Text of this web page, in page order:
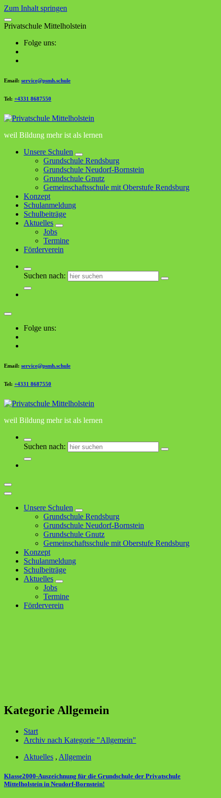
Zum Inhalt springen
Privatschule Mittelholstein
Folge uns:
Email: service@psmh.schule
Tel: +4331 8687550
weil Bildung mehr ist als lernen
Unsere Schulen
Grundschule Rendsburg
Grundschule Neudorf-Bornstein
Grundschule Gnutz
Gemeinschaftsschule mit Oberstufe Rendsburg
Konzept
Schulanmeldung
Schulbeiträge
Aktuelles
Jobs
Termine
Förderverein
Suchen nach:
Folge uns:
Email: service@psmh.schule
Tel: +4331 8687550
weil Bildung mehr ist als lernen
Suchen nach:
Unsere Schulen
Grundschule Rendsburg
Grundschule Neudorf-Bornstein
Grundschule Gnutz
Gemeinschaftsschule mit Oberstufe Rendsburg
Konzept
Schulanmeldung
Schulbeiträge
Aktuelles
Jobs
Termine
Förderverein
Kategorie Allgemein
Start
Archiv nach Kategorie "Allgemein"
Aktuelles , Allgemein
Klasse2000-Auszeichnung für die Grundschule der Privatschule
Mittelholstein in Neudorf-Bornstein!